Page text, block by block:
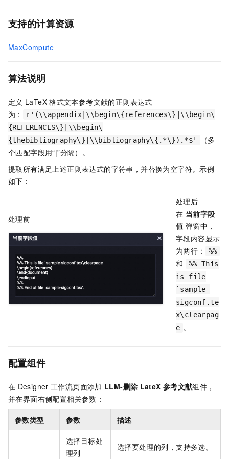
支持的计算资源
MaxCompute
算法说明
定义 LaTeX 格式文本参考文献的正则表达式
为：
r'(\\appendix|\\begin\{references\}|\\begin\
{REFERENCES\}|\\begin\
{thebibliography\}|\\bibliography\{.*\}).*$'
（多
个匹配字段用“|”分隔）。
提取所有满足上述正则表达式的字符串，并替换为空字符。示例
如下：
处理前
处理后
在 当前字段
值 弹窗中，
字段内容显示
为两行：
%%
和
%% This
is file
`sample-
sigconf.te
x\clearpag
e 。
配置组件
在 Designer 工作流页面添加 LLM-删除 LateX 参考文献组件，
并在界面右侧配置相关参数：
参数类型 参数 描述
选择目标处
理列
选择要处理的列，支持多选。